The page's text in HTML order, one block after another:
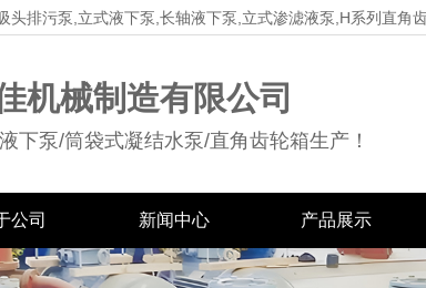
头排污泵,立式液下泵,长轴液下泵,立式渗滤液泵,H系列直角
机械制造有限公司
下泵/筒袋式凝结水泵/直角齿轮箱生产！
公司 新闻中心 产品展示